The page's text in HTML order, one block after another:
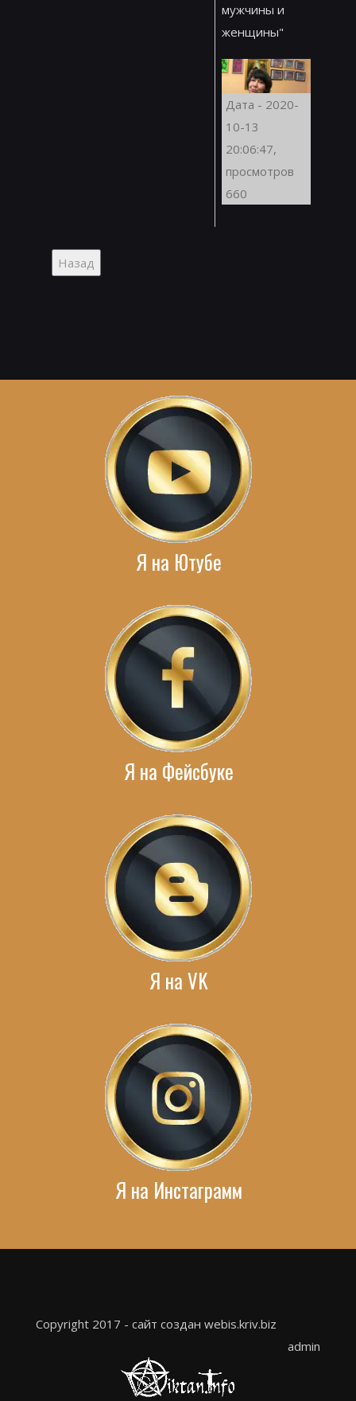
мужчины и
женщины"
Дата - 2020-
10-13
20:06:47,
просмотров
660
Я на Ютубе
Я на Фейсбуке
Я на VK
Я на Инстаграмм
Copyright 2017 - сайт создан webis.kriv.biz
admin